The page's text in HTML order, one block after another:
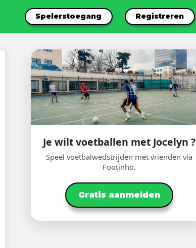
Spelerstoegang Registreren
Je wilt voetballen met Jocelyn ?
Speel voetbalwedstrijden met vrienden via
Footinho.
Gratis aanmelden